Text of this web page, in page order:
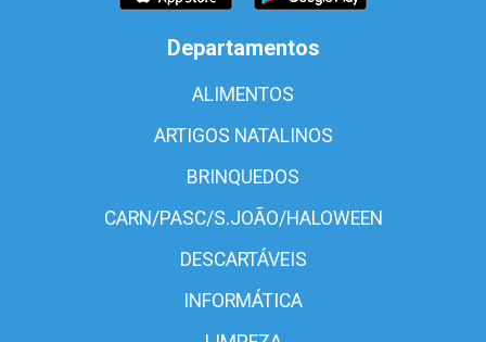
Departamentos
ALIMENTOS
ARTIGOS NATALINOS
BRINQUEDOS
CARN/PASC/S.JOÃO/HALOWEEN
DESCARTÁVEIS
INFORMÁTICA